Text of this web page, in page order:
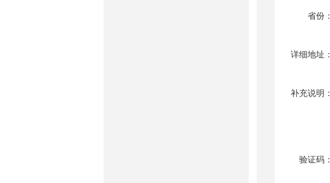
省份：
详细地址：
补充说明：
验证码：